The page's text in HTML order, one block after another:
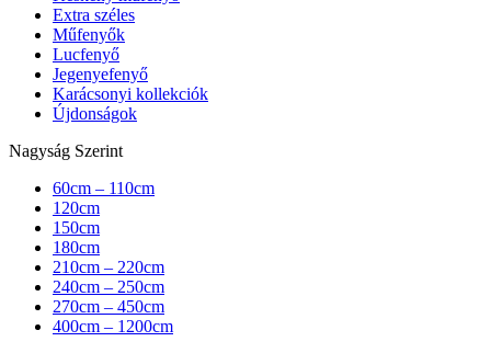
Extra széles
Műfenyők
Lucfenyő
Jegenyefenyő
Karácsonyi kollekciók
Újdonságok
Nagyság Szerint
60cm – 110cm
120cm
150cm
180cm
210cm – 220cm
240cm – 250cm
270cm – 450cm
400cm – 1200cm